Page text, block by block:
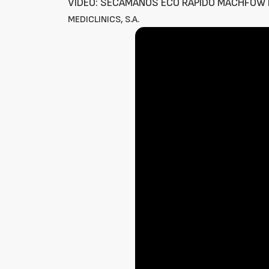
VÍDEO: SECAMANOS ECO RÁPIDO MACHFOW
MEDICLINICS, S.A.